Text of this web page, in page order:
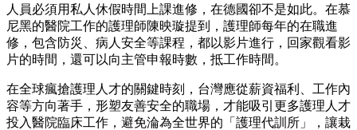
人員必須用私人休假時間上課進修，在德國卻不是如此。在慕
尼黑的醫院工作的護理師陳映璇提到，護理師每年的在職進
修，包含防災、病人安全等課程，都以影片進行，回家觀看影
片的時間，還可以向主管申報時數，抵工作時間。
在全球瘋搶護理人才的關鍵時刻，台灣應從薪資福利、工作內
容等方向著手，形塑友善安全的職場，才能吸引更多護理人才
投入醫院臨床工作，避免淪為全世界的「護理代訓所」，讓栽